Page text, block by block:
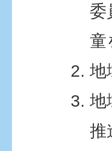
委
童
地
地
推